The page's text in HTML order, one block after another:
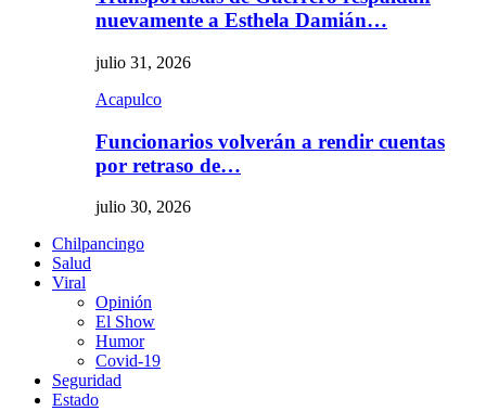
nuevamente a Esthela Damián…
julio 31, 2026
Acapulco
Funcionarios volverán a rendir cuentas
por retraso de…
julio 30, 2026
Chilpancingo
Salud
Viral
Opinión
El Show
Humor
Covid-19
Seguridad
Estado